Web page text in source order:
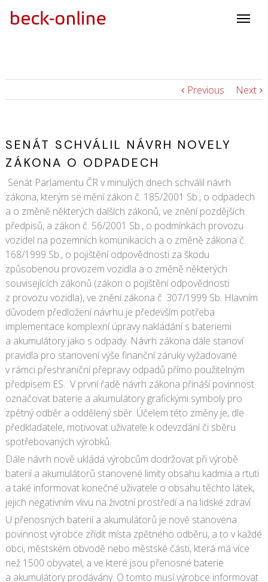
Previous Next
SENÁT SCHVÁLIL NÁVRH NOVELY
ZÁKONA O ODPADECH
Senát Parlamentu ČR v minulých dnech schválil návrh
zákona, kterým se mění zákon č. 185/2001 Sb., o odpadech
a o změně některých dalších zákonů, ve znění pozdějších
předpisů, a zákon č. 56/2001 Sb., o podmínkách provozu
vozidel na pozemních komunikacích a o změně zákona č.
168/1999 Sb., o pojištění odpovědnosti za škodu
způsobenou provozem vozidla a o změně některých
souvisejících zákonů (zákon o pojištění odpovědnosti
z provozu vozidla), ve znění zákona č. 307/1999 Sb. Hlavním
důvodem předložení návrhu je především potřeba
implementace komplexní úpravy nakládání s bateriemi
a akumulátory jako s odpady. Návrh zákona dále stanoví
pravidla pro stanovení výše finanční záruky vyžadované
v rámci přeshraniční přepravy odpadů přímo použitelným
předpisem ES. V první řadě návrh zákona přináší povinnost
označovat baterie a akumulátory grafickými symboly pro
zpětný odběr a oddělený sběr. Účelem této změny je, dle
předkladatele, motivovat uživatele k odevzdání či sběru
spotřebovaných výrobků.
Dále návrh nově ukládá výrobcům dodržovat při výrobě
baterií a akumulátorů stanovené limity obsahu kadmia a rtuti
a také informovat konečné uživatele o obsahu těchto látek,
jejich negativním vlivu na životní prostředí a na lidské zdraví.
U přenosných baterií a akumulátorů je nově stanovena
povinnost výrobce zřídit místa zpětného odběru, a to v každé
obci, městském obvodě nebo městské části, která má více
než 1500 obyvatel, a ve které jsou přenosné baterie
a akumulátory prodávány. O tomto musí výrobce informovat